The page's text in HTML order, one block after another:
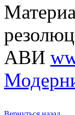
АВИ